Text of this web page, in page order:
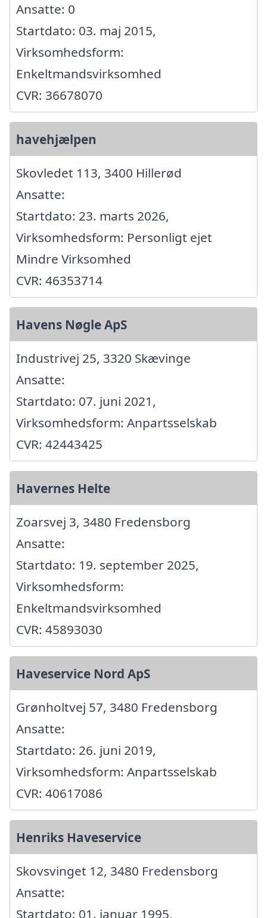
Ansatte: 0
Startdato: 03. maj 2015,
Virksomhedsform:
Enkeltmandsvirksomhed
CVR: 36678070
havehjælpen
Skovledet 113, 3400 Hillerød
Ansatte:
Startdato: 23. marts 2026,
Virksomhedsform: Personligt ejet
Mindre Virksomhed
CVR: 46353714
Havens Nøgle ApS
Industrivej 25, 3320 Skævinge
Ansatte:
Startdato: 07. juni 2021,
Virksomhedsform: Anpartsselskab
CVR: 42443425
Havernes Helte
Zoarsvej 3, 3480 Fredensborg
Ansatte:
Startdato: 19. september 2025,
Virksomhedsform:
Enkeltmandsvirksomhed
CVR: 45893030
Haveservice Nord ApS
Grønholtvej 57, 3480 Fredensborg
Ansatte:
Startdato: 26. juni 2019,
Virksomhedsform: Anpartsselskab
CVR: 40617086
Henriks Haveservice
Skovsvinget 12, 3480 Fredensborg
Ansatte:
Startdato: 01. januar 1995,